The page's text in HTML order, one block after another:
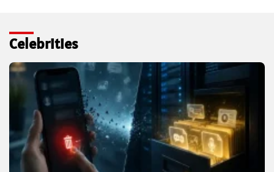
Celebrities